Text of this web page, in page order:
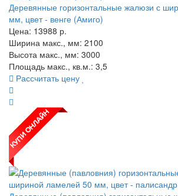
Деревянные горизонтальные жалюзи с
мм, цвет - венге (Амиго)
Цена: 13988 р.
Ширина макс., мм: 2100
Высота макс., мм: 3000
Площадь макс., кв.м.: 3,5
Рассчитать цену